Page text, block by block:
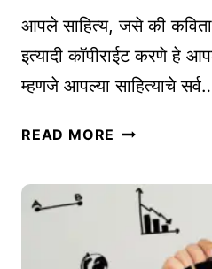
O
N
ळे
व
आपले साहित्य, जसे की
इत्यादी कॉपीराईट करणे हे
म्हणजे आपल्या साहित्याचे
READ MORE आ